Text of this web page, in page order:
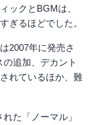
ックとBGMは、
ぎるほどでした。
2007年に発売さ
追加、デカント
れているほか、難
た「ノーマル」